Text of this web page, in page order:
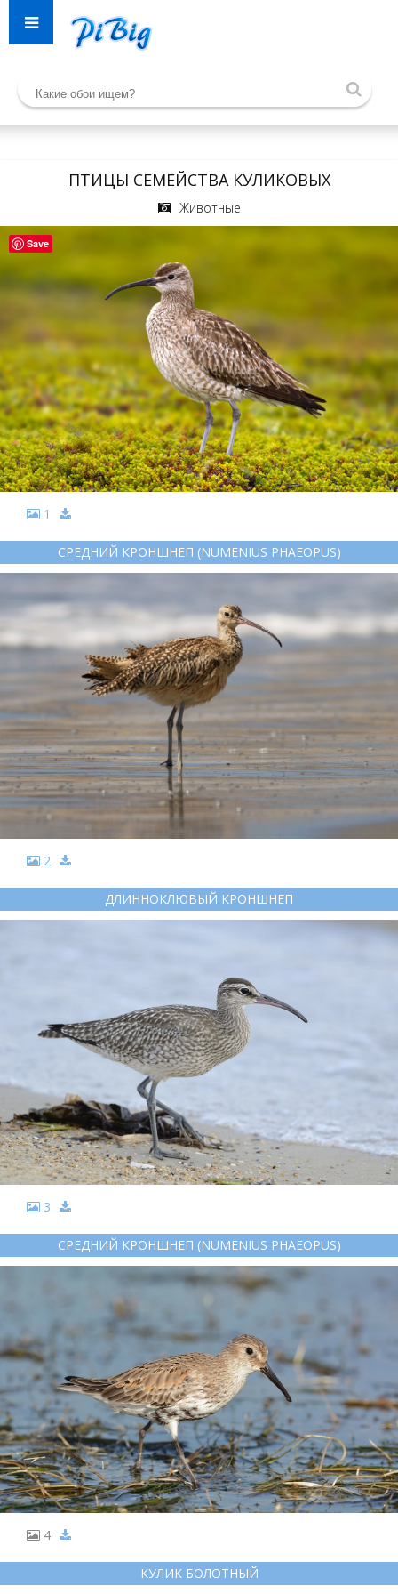
ПТИЦЫ СЕМЕЙСТВА КУЛИКОВЫХ
Животные
1
СРЕДНИЙ КРОНШНЕП (NUMENIUS PHAEOPUS)
2
ДЛИННОКЛЮВЫЙ КРОНШНЕП
3
СРЕДНИЙ КРОНШНЕП (NUMENIUS PHAEOPUS)
4
КУЛИК БОЛОТНЫЙ
Save